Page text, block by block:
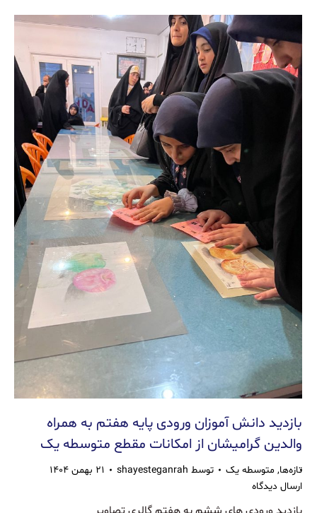
بازدید دانش آموزان ورودی پایه هفتم به همراه
والدین گرامیشان از امکانات مقطع متوسطه یک
تازه‌ها, متوسطه یک توسط shayesteganrah
۲۱ بهمن ۱۴۰۴
ارسال دیدگاه